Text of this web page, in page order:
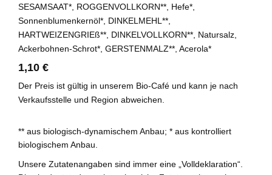
SESAMSAAT*, ROGGENVOLLKORN**, Hefe*,
Sonnenblumenkernöl*, DINKELMEHL**,
HARTWEIZENGRIEß**, DINKELVOLLKORN**, Natursalz,
Ackerbohnen-Schrot*, GERSTENMALZ**, Acerola*
1,10 €
Der Preis ist gültig in unserem Bio-Café und kann je nach
Verkaufsstelle und Region abweichen.
** aus biologisch-dynamischem Anbau; * aus kontrolliert
biologischem Anbau.
Unsere Zutatenangaben sind immer eine „Volldeklaration“.